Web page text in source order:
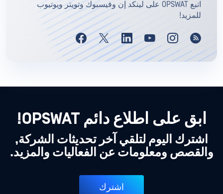
اتبع OPSWAT على لينكد إن وفيسبوك وتويتر ويوتيوب
للمزيد!
ابق على اطلاع دائم OPSWAT!
اشترك اليوم لتلقي آخر تحديثات الشركة,
والقصص ومعلومات عن الفعاليات والمزيد.
اشترك